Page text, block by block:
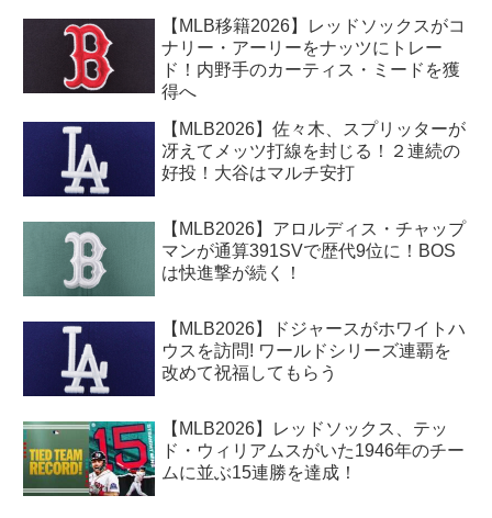
【MLB移籍2026】レッドソックスがコ
ナリー・アーリーをナッツにトレー
ド！内野手のカーティス・ミードを獲
得へ
【MLB2026】佐々木、スプリッターが
冴えてメッツ打線を封じる！２連続の
好投！大谷はマルチ安打
【MLB2026】アロルディス・チャップ
マンが通算391SVで歴代9位に！BOS
は快進撃が続く！
【MLB2026】ドジャースがホワイトハ
ウスを訪問! ワールドシリーズ連覇を
改めて祝福してもらう
【MLB2026】レッドソックス、テッ
ド・ウィリアムスがいた1946年のチー
ムに並ぶ15連勝を達成！